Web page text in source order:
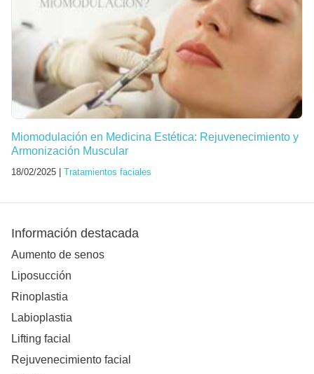
Miomodulación en Medicina Estética: Rejuvenecimiento y
Armonización Muscular
18/02/2025 | Tratamientos faciales
Información destacada
Aumento de senos
Liposucción
Rinoplastia
Labioplastia
Lifting facial
Rejuvenecimiento facial